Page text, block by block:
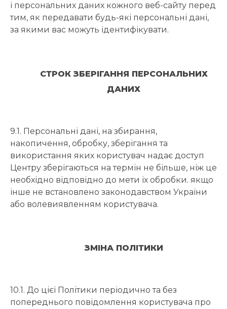
і персональних даних кожного веб-сайту перед
тим, як передавати будь-які персональні дані,
за якими вас можуть ідентифікувати.
СТРОК ЗБЕРІГАННЯ ПЕРСОНАЛЬНИХ
ДАНИХ
9.1. Персональні дані, на збирання,
накопичення, обробку, зберігання та
використання яких користувач надає доступ
Центру зберігаються на термін не більше, ніж це
необхідно відповідно до мети їх обробки. якщо
інше не встановлено законодавством України
або волевиявленням користувача.
ЗМІНА ПОЛІТИКИ
10.1. До цієї Політики періодично та без
попереднього повідомлення користувача про